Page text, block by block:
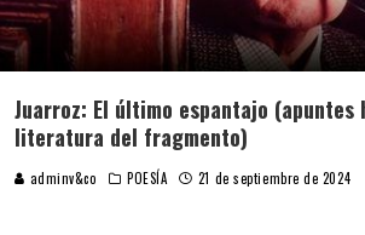
Juarroz: El último espantajo (apuntes
literatura del fragmento)
adminv&co POESÍA 21 de septiembre de 2024